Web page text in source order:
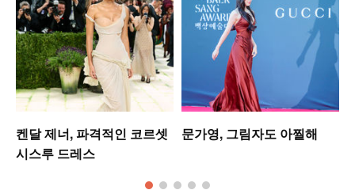
켄달 제너, 파격적인 코르셋
시스루 드레스
문가영, 그림자도 아찔해